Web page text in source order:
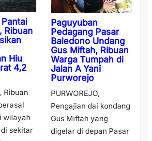
Ribuan
Hiu
4,2
Ribuan
wilayah
sekitar
Paguyuban
Pedagang Pasar
Baledono Undang
Gus Miftah, Ribuan
Warga Tumpah di
Jalan A Yani
Purworejo
PURWOREJO,
Pengajian dai kondang
Gus Miftah yang
digelar di depan Pasar